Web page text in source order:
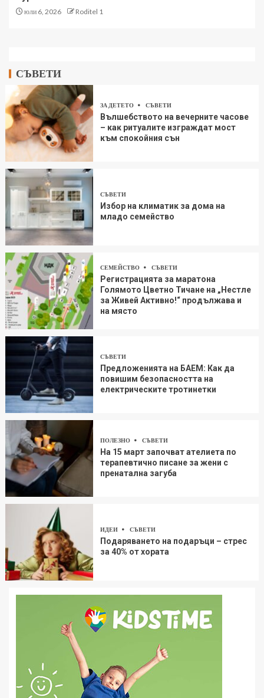
юли 6, 2026 Roditel 1
СЪВЕТИ
ЗА ДЕТЕТО СЪВЕТИ
Вълшебството на вечерните часове
– как ритуалите изграждат мост
към спокойния сън
СЪВЕТИ
Избор на климатик за дома на
младо семейство
СЕМЕЙСТВО СЪВЕТИ
Регистрацията за маратона
Голямото Цветно Тичане на „Нестле
за Живей Aктивно!“ продължава и
на място
СЪВЕТИ
Предложенията на БАЕМ: Как да
повишим безопасността на
електрическите тротинетки
ПОЛЕЗНО СЪВЕТИ
На 15 март започват ателиета по
терапевтично писане за жени с
пренатална загуба
ИДЕИ СЪВЕТИ
Подаряването на подаръци – стрес
за 40% от хората